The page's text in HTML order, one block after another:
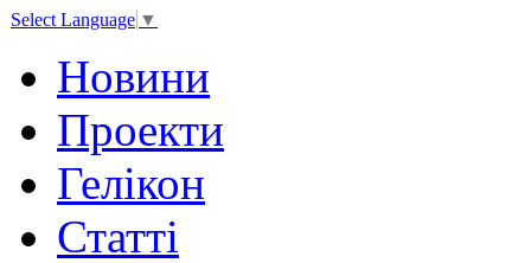
Select Language ▼
Новини
Проекти
Гелікон
Статті